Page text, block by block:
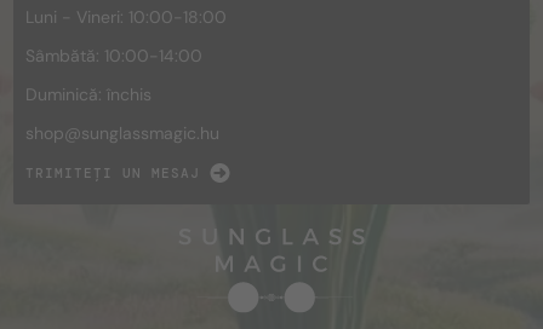
Luni - Vineri: 10:00-18:00
Sâmbătă: 10:00-14:00
Duminică: închis
shop@sunglassmagic.hu
TRIMITEȚI UN MESAJ